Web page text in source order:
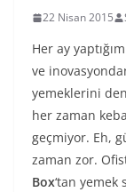
22 Nisan 2015
Her ay
ve
yemeklerini
her zaman
geçmiyor. Eh,
zaman zor.
Box‘tan yemek